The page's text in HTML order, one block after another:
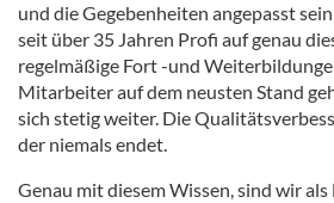
und die Gegebenheiten angepasst
seit über 35 Jahren Profi auf genau
regelmäßige Fort -und
Mitarbeiter auf dem neusten Stand
sich stetig weiter. Die
der niemals endet.
Genau mit diesem Wissen, sind wir